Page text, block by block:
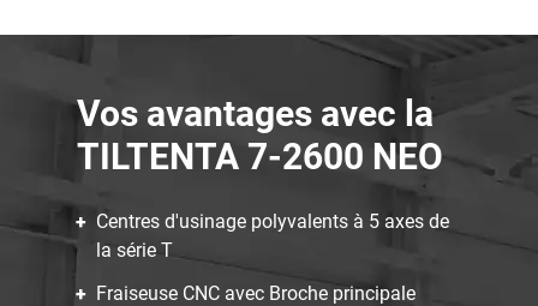
Vos avantages avec la
TILTENTA 7-2600 NEO
Centres d'usinage polyvalents à 5 axes de
la série T
Fraiseuse CNC avec Broche principale